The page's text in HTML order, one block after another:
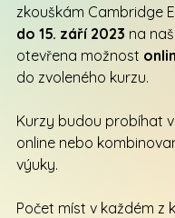
zkouškám Cambridge
do 15. září 2023 na
otevřena možnost
do zvoleného kurzu.
Kurzy budou probíhat
online nebo
výuky.
Počet míst v každém z